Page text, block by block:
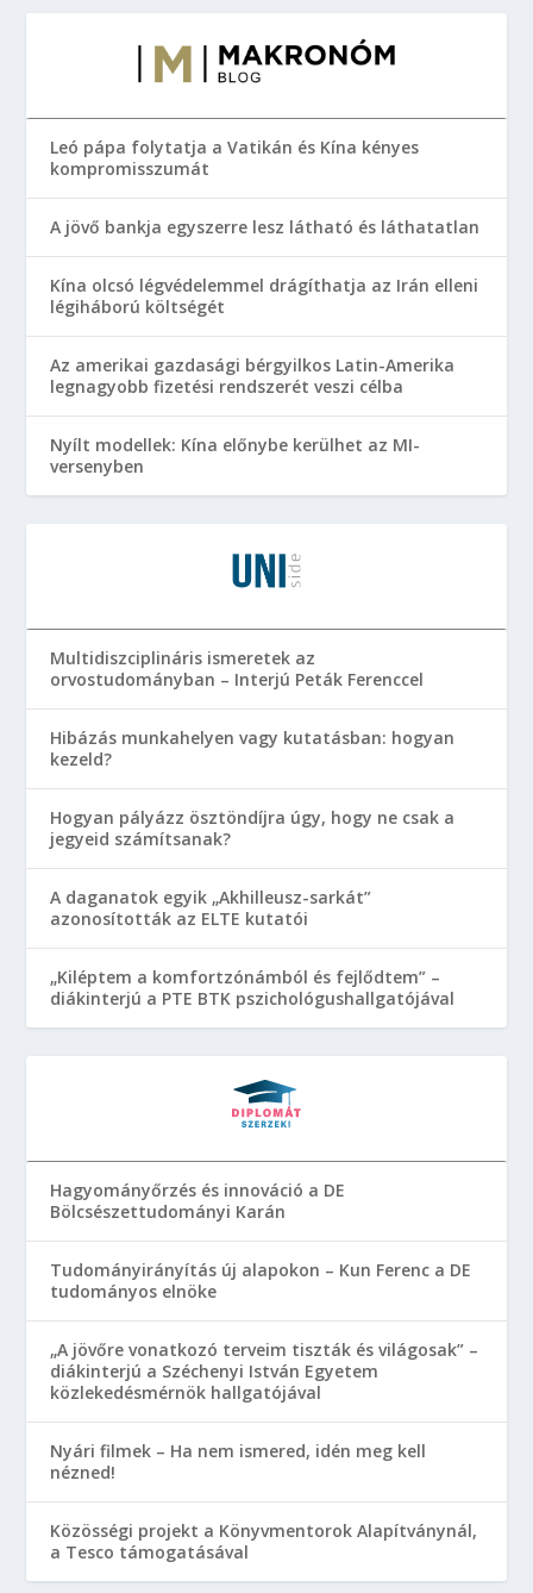
Leó pápa folytatja a Vatikán és Kína kényes
kompromisszumát
A jövő bankja egyszerre lesz látható és láthatatlan
Kína olcsó légvédelemmel drágíthatja az Irán elleni
légiháború költségét
Az amerikai gazdasági bérgyilkos Latin-Amerika
legnagyobb fizetési rendszerét veszi célba
Nyílt modellek: Kína előnybe kerülhet az MI-
versenyben
Multidiszciplináris ismeretek az
orvostudományban – Interjú Peták Ferenccel
Hibázás munkahelyen vagy kutatásban: hogyan
kezeld?
Hogyan pályázz ösztöndíjra úgy, hogy ne csak a
jegyeid számítsanak?
A daganatok egyik „Akhilleusz-sarkát”
azonosították az ELTE kutatói
„Kiléptem a komfortzónámból és fejlődtem” –
diákinterjú a PTE BTK pszichológushallgatójával
Hagyományőrzés és innováció a DE
Bölcsészettudományi Karán
Tudományirányítás új alapokon – Kun Ferenc a DE
tudományos elnöke
„A jövőre vonatkozó terveim tiszták és világosak” –
diákinterjú a Széchenyi István Egyetem
közlekedésmérnök hallgatójával
Nyári filmek – Ha nem ismered, idén meg kell
nézned!
Közösségi projekt a Könyvmentorok Alapítványnál,
a Tesco támogatásával